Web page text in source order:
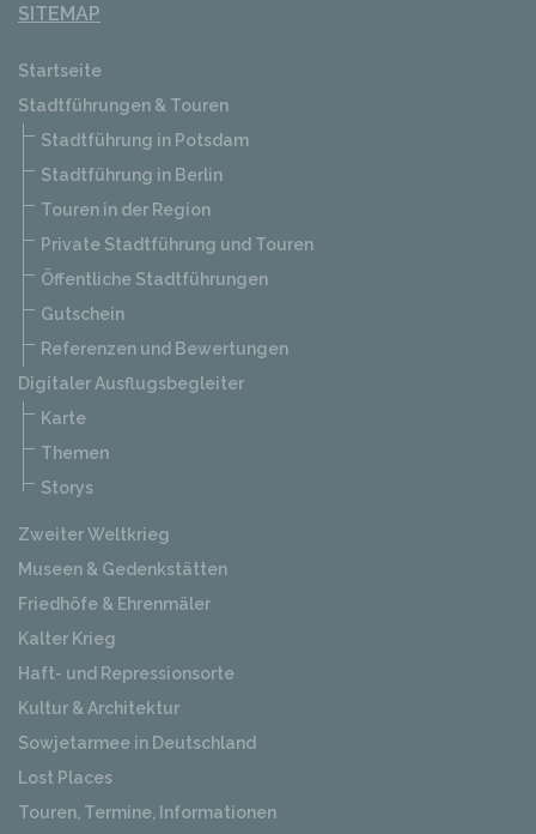
SITEMAP
Startseite
Stadtführungen & Touren
Stadtführung in Potsdam
Stadtführung in Berlin
Touren in der Region
Private Stadtführung und Touren
Öffentliche Stadtführungen
Gutschein
Referenzen und Bewertungen
Digitaler Ausflugsbegleiter
Karte
Themen
Storys
Zweiter Weltkrieg
Museen & Gedenkstätten
Friedhöfe & Ehrenmäler
Kalter Krieg
Haft- und Repressionsorte
Kultur & Architektur
Sowjetarmee in Deutschland
Lost Places
Touren, Termine, Informationen